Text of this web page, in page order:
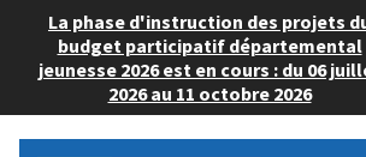
La phase d'instruction des projets
budget participatif départemental
jeunesse 2026 est en cours : du 06
2026 au 11 octobre 2026